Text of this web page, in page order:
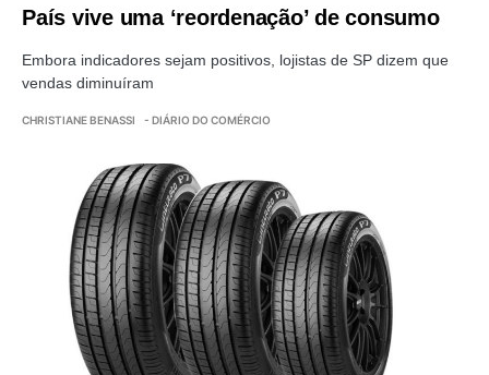
País vive uma ‘reordenação’ de consumo
Embora indicadores sejam positivos, lojistas de SP dizem que
vendas diminuíram
CHRISTIANE BENASSI - DIÁRIO DO COMÉRCIO